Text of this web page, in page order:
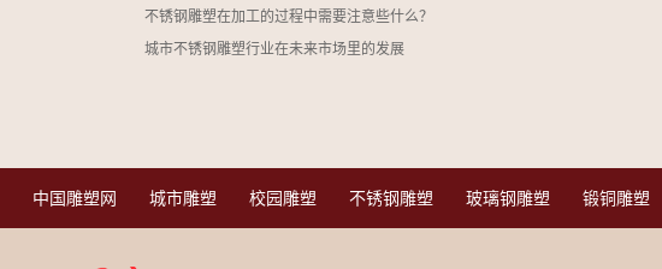
不锈钢雕塑在加工的过程中需要注意些什么？
城市不锈钢雕塑行业在未来市场里的发展
中国雕塑网 城市雕塑 校园雕塑 不锈钢雕塑 玻璃钢雕塑 锻铜雕塑